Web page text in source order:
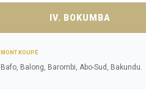
IV. BOKUMBA
MONT KOUPÉ
Bafo, Balong, Barombi, Abo-Sud, Bakundu.